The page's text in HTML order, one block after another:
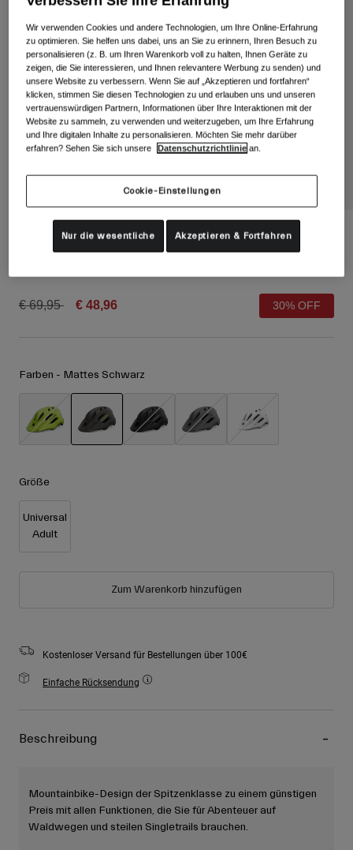
Schuhe
Rennrad Schuhe
Mountainbike Schuhe
Gravel Schuhe
Alle anzeigen
Bekleidung
Handschuhe
Schutzbrillen
Ski
Snowboard
Mit austauschbaren Gläsern
Damen
Alle anzeigen
Alle anzeigen
Verwendungszweck
Freestyle
Ski Race
Fixture II Helm
Price reduced from
€ 69,95to € 48,96 30% OFF
Farben - Mattes Schwarz
Größe
Universal
Adult
Zum Warenkorb hinzufügen
Kostenloser Versand für Bestellungen über 100€
Einfache Rücksendung
Beschreibung
Mountainbike-Design der Spitzenklasse zu einem günstigen
Preis mit allen Funktionen, die Sie für Abenteuer auf
Waldwegen und steilen Singletrails brauchen.
Wir verwenden Cookies und andere Technologien, um Ihre Online-Erfahrung
zu optimieren. Sie helfen uns dabei, uns an Sie zu erinnern, Ihren Besuch zu
personalisieren (z. B. um Ihren Warenkorb voll zu halten, Ihnen Geräte zu
zeigen, die Sie interessieren, und Ihnen relevantere Werbung zu senden) und
unsere Website zu verbessern. Wenn Sie auf „Akzeptieren und fortfahren“
klicken, stimmen Sie diesen Technologien zu und erlauben uns und unseren
vertrauenswürdigen Partnern, Informationen über Ihre Interaktionen mit der
Website zu sammeln, zu verwenden und weiterzugeben, um Ihre Erfahrung
und Ihre digitalen Inhalte zu personalisieren. Möchten Sie mehr darüber
erfahren? Sehen Sie sich unsere
Datenschutzrichtlinie an.
Cookie-Einstellungen
Nur die wesentliche Akzeptieren & Fortfahren